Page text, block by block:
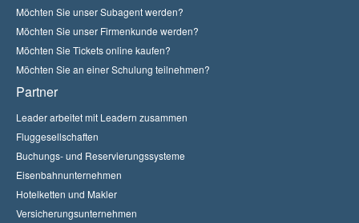
Möchten Sie unser Subagent werden?
Möchten Sie unser Firmenkunde werden?
Möchten Sie Tickets online kaufen?
Möchten Sie an einer Schulung teilnehmen?
Partner
Leader arbeitet mit Leadern zusammen
Fluggesellschaften
Buchungs- und Reservierungssysteme
Eisenbahnunternehmen
Hotelketten und Makler
Versicherungsunternehmen